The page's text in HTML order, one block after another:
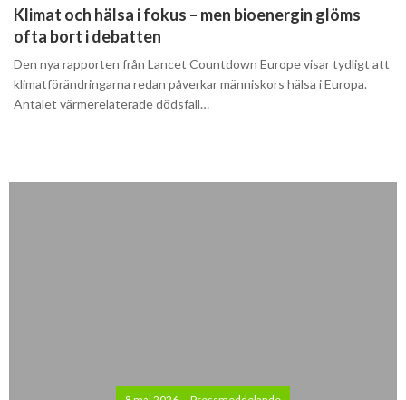
Klimat och hälsa i fokus – men bioenergin glöms
ofta bort i debatten
Den nya rapporten från Lancet Countdown Europe visar tydligt att
klimatförändringarna redan påverkar människors hälsa i Europa.
Antalet värmerelaterade dödsfall…